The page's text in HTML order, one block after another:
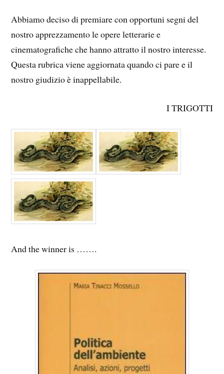
Abbiamo deciso di premiare con opportuni segni del
nostro apprezzamento le opere letterarie e
cinematografiche che hanno attratto il nostro interesse.
Questa rubrica viene aggiornata quando ci pare e il
nostro giudizio è inappellabile.
I TRIGOTTI
And the winner is …….